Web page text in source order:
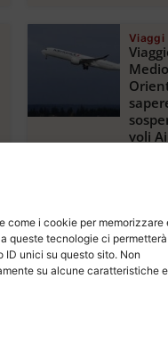
come i cookie per memorizzare
queste tecnologie ci
unici su questo sito. Non
su alcune caratteristiche e
Viaggi
Medio
voli